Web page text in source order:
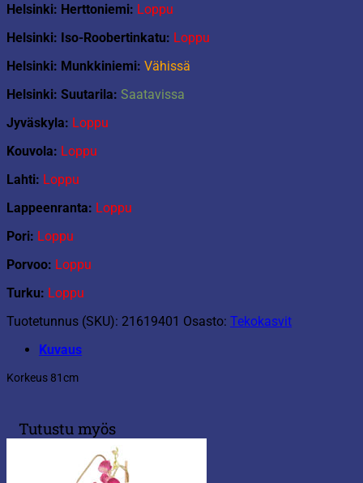
Helsinki: Herttoniemi: Loppu
Helsinki: Iso-Roobertinkatu: Loppu
Helsinki: Munkkiniemi: Vähissä
Helsinki: Suutarila: Saatavissa
Jyväskyla: Loppu
Kouvola: Loppu
Lahti: Loppu
Lappeenranta: Loppu
Pori: Loppu
Porvoo: Loppu
Turku: Loppu
Tuotetunnus (SKU): 21619401 Osasto: Tekokasvit
Kuvaus
Korkeus 81cm
Tutustu myös